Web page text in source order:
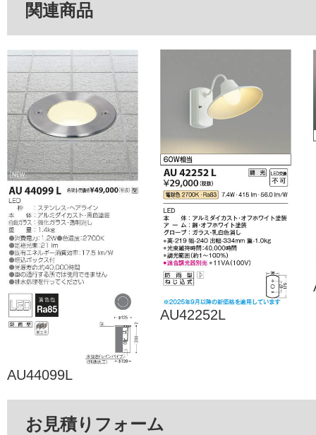
関連商品
AU44099L
AU42252L
お見積りフォーム